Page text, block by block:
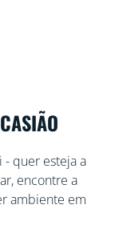
- quer esteja a
encontre a
ambiente em